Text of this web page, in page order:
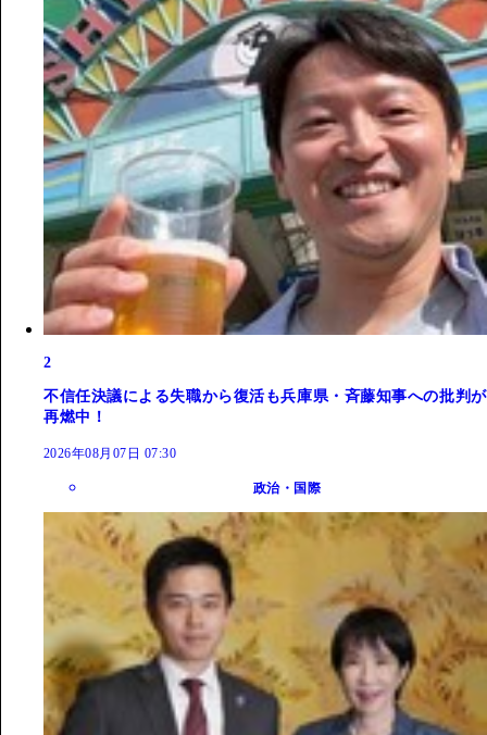
2
不信任決議による失職から復活も兵庫県・斉藤知事への批判が
再燃中！
2026年08月07日 07:30
政治・国際